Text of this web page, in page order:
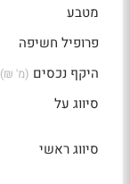
מטבע
פרופיל חשיפה
היקף נכסים (מ' ₪)
סיווג על
סיווג ראשי